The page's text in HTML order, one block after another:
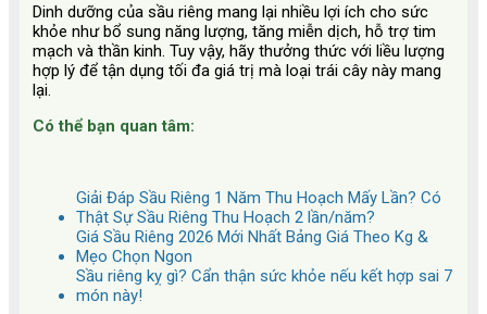
Dinh dưỡng của sầu riêng mang lại nhiều lợi ích cho sức
khỏe như bổ sung năng lượng, tăng miễn dịch, hỗ trợ tim
mạch và thần kinh. Tuy vậy, hãy thưởng thức với liều lượng
hợp lý để tận dụng tối đa giá trị mà loại trái cây này mang
lại.
Có thể bạn quan tâm:
Giải Đáp Sầu Riêng 1 Năm Thu Hoạch Mấy Lần? Có
Thật Sự Sầu Riêng Thu Hoạch 2 lần/năm?
Giá Sầu Riêng 2026 Mới Nhất Bảng Giá Theo Kg &
Mẹo Chọn Ngon
Sầu riêng kỵ gì? Cẩn thận sức khỏe nếu kết hợp sai 7
món này!